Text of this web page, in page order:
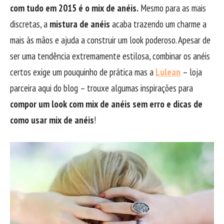
com tudo em 2015 é o mix de anéis. Mesmo para as mais
discretas, a mistura de anéis acaba trazendo um charme a
mais às mãos e ajuda a construir um look poderoso. Apesar de
ser uma tendência extremamente estilosa, combinar os anéis
certos exige um pouquinho de prática mas a Lulean – loja
parceira aqui do blog – trouxe algumas inspirações para
compor um look com mix de anéis sem erro e dicas de
como usar mix de anéis!